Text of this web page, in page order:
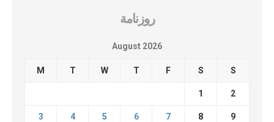
روزنامة
August 2026
M T W T F S S
1 2
3 4 5 6 7 8 9